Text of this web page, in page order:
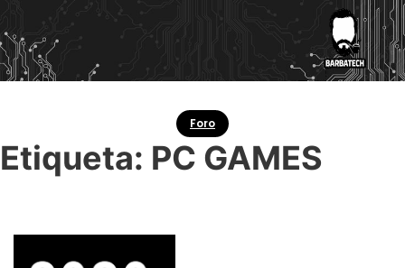
Foro
Etiqueta: PC GAMES